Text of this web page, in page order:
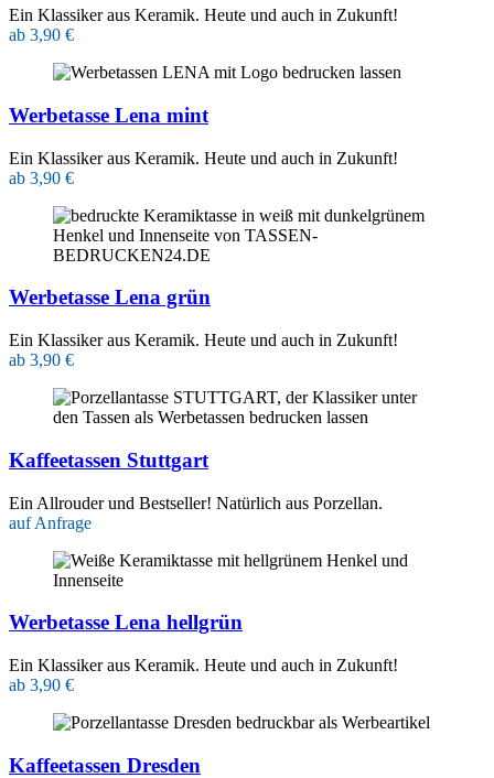
Ein Klassiker aus Keramik. Heute und auch in Zukunft!
ab 3,90 €
Werbetasse Lena mint
Ein Klassiker aus Keramik. Heute und auch in Zukunft!
ab 3,90 €
Werbetasse Lena grün
Ein Klassiker aus Keramik. Heute und auch in Zukunft!
ab 3,90 €
Kaffeetassen Stuttgart
Ein Allrouder und Bestseller! Natürlich aus Porzellan.
auf Anfrage
Werbetasse Lena hellgrün
Ein Klassiker aus Keramik. Heute und auch in Zukunft!
ab 3,90 €
Kaffeetassen Dresden